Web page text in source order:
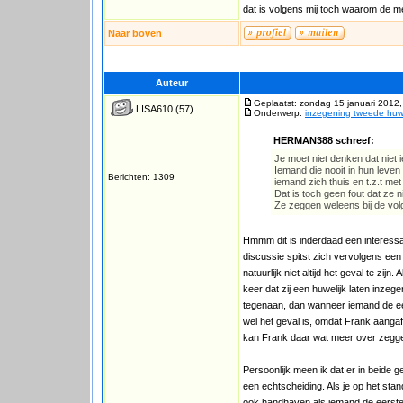
dat is volgens mij toch waarom de
Naar boven
Auteur
LISA610 (57)
Berichten: 1309
Geplaatst: zondag 15 januari
Onderwerp: inzegening tweede
HERMAN388 schreef:
Je moet niet denken dat niet
Iemand die nooit in hun
iemand zich thuis en t.z.t
Dat is toch geen fout dat ze
Ze zeggen weleens bij de
Hmmm dit is inderdaad een
discussie spitst zich vervolgens
natuurlijk niet altijd het geval te zijn.
keer dat zij een huwelijk laten
tegenaan, dan wanneer iemand de
wel het geval is, omdat Frank
kan Frank daar wat meer over
Persoonlijk meen ik dat er in beide
een echtscheiding. Als je op het